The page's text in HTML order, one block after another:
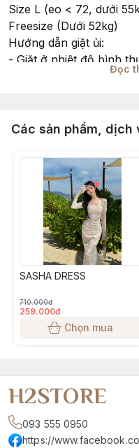
Size L (eo < 72, dưới
Freesize (Dưới 52kg)
Hướng dẫn giặt ủi:
- Giặt ở nhiệt độ bình
- Giặt bằng tay hoặc
hợp.
- Phơi khô hoặc sấy
- Ủi mặt trái của sản
Đọc
Các sản phẩm, dịch
SASHA DRESS
710.000đ
259.000đ
Chọn mua
H2STORE
093 555 0950
https://